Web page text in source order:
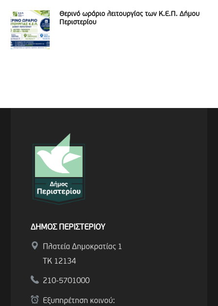
Θερινό ωράριο λειτουργίας των Κ.Ε.Π. Δήμου
Περιστερίου
ΔΗΜΟΣ ΠΕΡΙΣΤΕΡΙΟΥ
Πλατεία Δημοκρατίας 1
ΤΚ 12134
210-5701000
Εξυπηρέτηση κοινού: